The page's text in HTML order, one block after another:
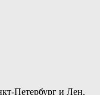
Петербург и Лен.